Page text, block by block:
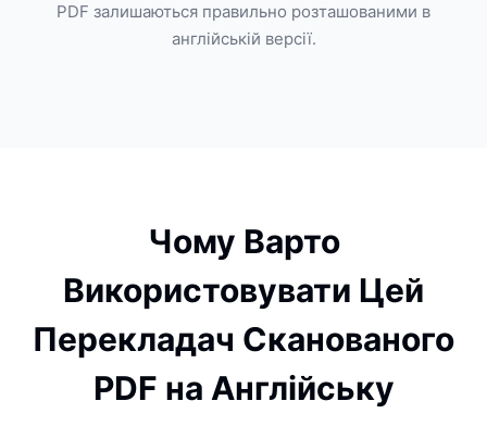
PDF залишаються правильно розташованими в
англійській версії.
Чому Варто
Використовувати Цей
Перекладач Сканованого
PDF на Англійську